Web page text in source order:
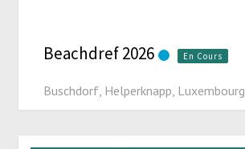
Beachdref 2026 En Cours
Buschdorf, Helperknapp, Luxembourg